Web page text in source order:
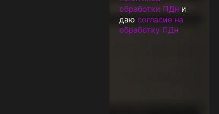
обработки ПДн и
даю согласие на
обработку ПДн